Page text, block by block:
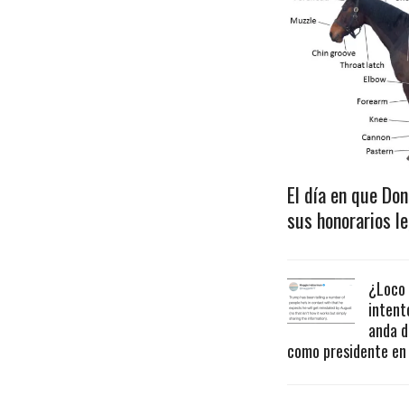
El día en que
sus honorarios
anda
como presidente